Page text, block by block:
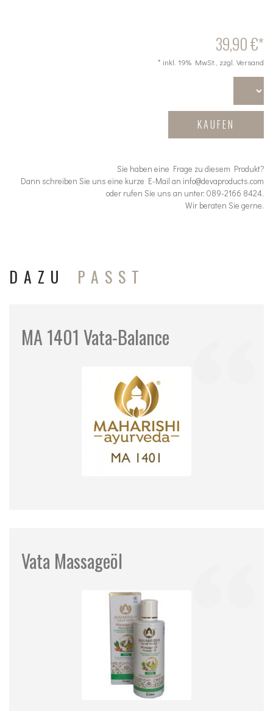
39,90 €*
* inkl. 19% MwSt., zzgl. Versand
KAUFEN
Sie haben eine Frage zu diesem Produkt?
Dann schreiben Sie uns eine kurze E-Mail an info@devaproducts.com
oder rufen Sie uns an unter: 089-2166 8424.
Wir beraten Sie gerne.
DAZU PASST
MA 1401 Vata-Balance
Vata Massageöl